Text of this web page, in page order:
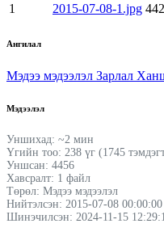
1
2015-07-08-1.jpg
Ангилал
Мэдээ мэдээлэл Зарлал
Мэдээлэл
Уншихад: ~2 мин
Үгийн тоо: 238 үг (1745
Уншсан: 4456
Хавсралт: 1 файл
Төрөл: Мэдээ мэдээлэл
Нийтэлсэн: 2015-07-08 00:00:00
Шинэчилсэн: 2024-11-15